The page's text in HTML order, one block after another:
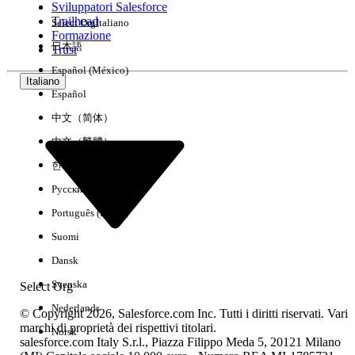
Esperienza
Nessun risultato
Sviluppatori Salesforce
Trailhead
Formazione
Trust
Italiano
Select Org
Select OrgItaliano
日本語
Español (México)
Español
中文（简体）
中文（繁體）
한국어
Русский
Português (Brasil)
Suomi
Dansk
Svenska
Nederlands
Norsk
© Copyright 2026, Salesforce.com Inc. Tutti i diritti riservati. Vari
marchi di proprietà dei rispettivi titolari.
salesforce.com Italy S.r.l., Piazza Filippo Meda 5, 20121 Milano